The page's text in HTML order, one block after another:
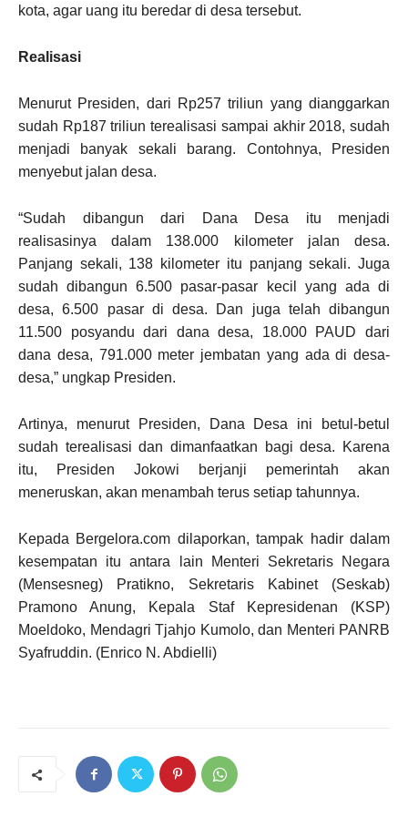
kota, agar uang itu beredar di desa tersebut.
Realisasi
Menurut Presiden, dari Rp257 triliun yang dianggarkan
sudah Rp187 triliun terealisasi sampai akhir 2018, sudah
menjadi banyak sekali barang. Contohnya, Presiden
menyebut jalan desa.
“Sudah dibangun dari Dana Desa itu menjadi
realisasinya dalam 138.000 kilometer jalan desa.
Panjang sekali, 138 kilometer itu panjang sekali. Juga
sudah dibangun 6.500 pasar-pasar kecil yang ada di
desa, 6.500 pasar di desa. Dan juga telah dibangun
11.500 posyandu dari dana desa, 18.000 PAUD dari
dana desa, 791.000 meter jembatan yang ada di desa-
desa,” ungkap Presiden.
Artinya, menurut Presiden, Dana Desa ini betul-betul
sudah terealisasi dan dimanfaatkan bagi desa. Karena
itu, Presiden Jokowi berjanji pemerintah akan
meneruskan, akan menambah terus setiap tahunnya.
Kepada Bergelora.com dilaporkan, tampak hadir dalam
kesempatan itu antara lain Menteri Sekretaris Negara
(Mensesneg) Pratikno, Sekretaris Kabinet (Seskab)
Pramono Anung, Kepala Staf Kepresidenan (KSP)
Moeldoko, Mendagri Tjahjo Kumolo, dan Menteri PANRB
Syafruddin. (Enrico N. Abdielli)